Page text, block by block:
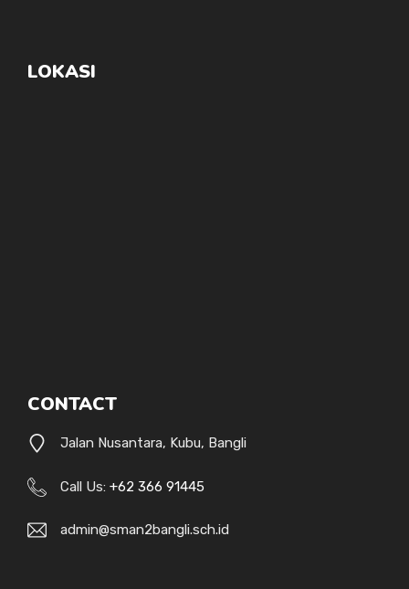
LOKASI
CONTACT
Jalan Nusantara, Kubu, Bangli
Call Us: +62 366 91445
admin@sman2bangli.sch.id